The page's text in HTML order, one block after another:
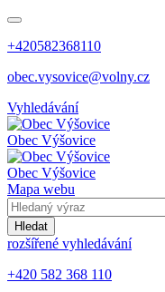
+420582368110
obec.vysovice@volny.cz
Vyhledávání
Obec Výšovice
Obec Výšovice
Mapa webu
Hledat
rozšířené vyhledávání
+420 582 368 110